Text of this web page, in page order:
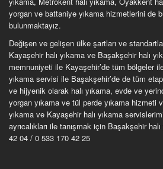
yorgan ve battaniye yıkama hizmetlerini de
bulunmaktayız.
Değişen ve gelişen ülke şartları ve
Kayaşehir halı yıkama ve Başakşehir halı
memnuniyeti ile Kayaşehir’de tüm bölgeler
yıkama servisi ile Başakşehir’de de tüm
ve hijyenik olarak halı yıkama, evde ve
yorgan yıkama ve tül perde yıkama hizmeti
yıkama ve Kayaşehir halı yıkama
ayrıcalıkları ile tanışmak için Başakşehir
42 04 / 0 533 170 42 25